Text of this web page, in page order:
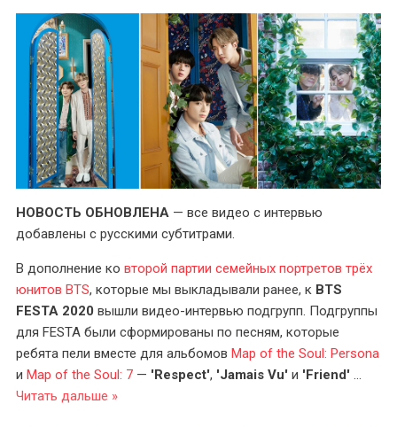
НОВОСТЬ ОБНОВЛЕНА — все видео с интервью
добавлены с русскими субтитрами.
В дополнение ко второй партии семейных портретов трёх
юнитов BTS, которые мы выкладывали ранее, к BTS
FESTA 2020 вышли видео-интервью подгрупп. Подгруппы
для FESTA были сформированы по песням, которые
ребята пели вместе для альбомов Map of the Soul: Persona
и Map of the Soul: 7 — 'Respect', 'Jamais Vu' и 'Friend' ...
Читать дальше »